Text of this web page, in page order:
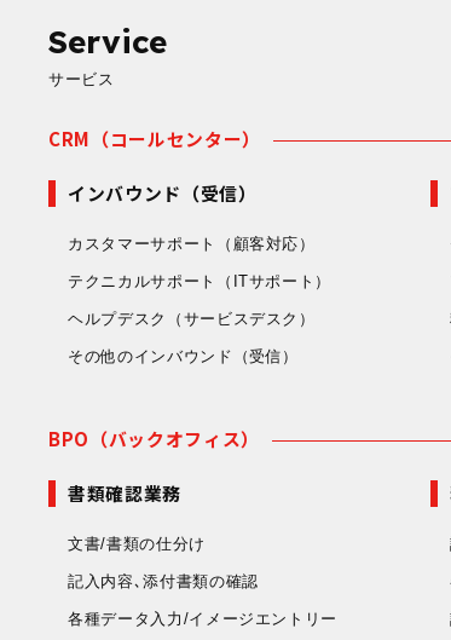
Service
サービス
CRM（コールセンター）
インバウンド（受信）
カスタマーサポート （顧客対応）
テクニカルサポート （ITサポート）
ヘルプデスク （サービスデスク）
その他のインバウンド （受信）
BPO（バックオフィス）
書類確認業務
文書/書類の仕分け
記入内容､添付書類の確認
各種データ入力/イメージエントリー